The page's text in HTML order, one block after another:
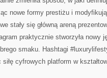
nowe formy prestiżu i
stały się główną areną
praktycznie stworzyła nowy
smaku. Hashtagi
cyfrowych platform w